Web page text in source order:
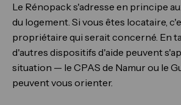
Le Rénopack s'adresse en principe
du logement. Si vous êtes locataire,
propriétaire qui serait concerné. En
d'autres dispositifs d'aide peuvent
situation — le CPAS de Namur ou le
peuvent vous orienter.